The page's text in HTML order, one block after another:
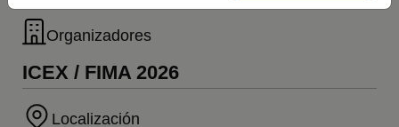
Organizadores
ICEX / FIMA 2026
Localización